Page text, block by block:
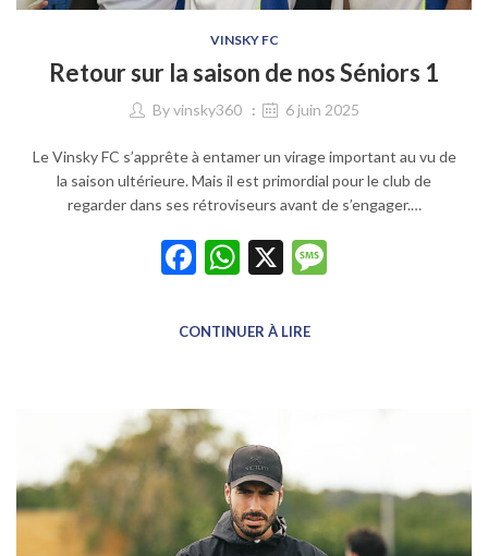
VINSKY FC
Retour sur la saison de nos Séniors 1
Byvinsky360 6 juin 2025
Le Vinsky FC s’apprête à entamer un virage important au vu de
la saison ultérieure. Mais il est primordial pour le club de
regarder dans ses rétroviseurs avant de s’engager.…
Facebook
WhatsApp
X
CONTINUER À LIRE